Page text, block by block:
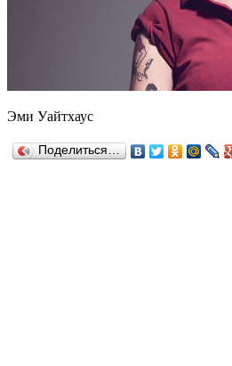
Эми Уайтхаус
Поделиться…